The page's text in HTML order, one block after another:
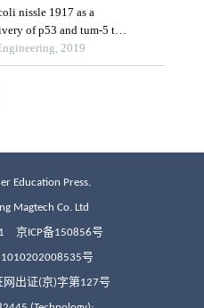
Education Press.
Magtech Co. Ltd
京ICP备150856号
号
出证(京)字第127号